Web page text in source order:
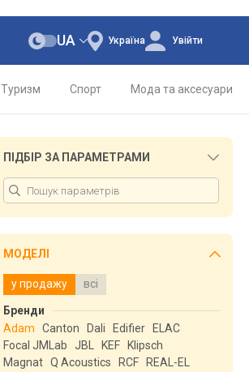
Україна
UA Увійти
Туризм Спорт Мода та аксесуари
ПІДБІР ЗА ПАРАМЕТРАМИ
МОДЕЛІ
у продажу всі
Бренди
Adam
Canton Dali Edifier
ELAC
Focal JMLab
JBL KEF
Klipsch
Magnat Q Acoustics RCF
REAL-EL